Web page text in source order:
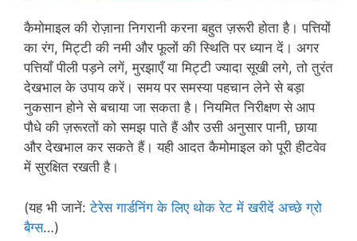
कैमोमाइल की रोज़ाना निगरानी करना बहुत ज़रूरी होता है। पत्तियों
का रंग, मिट्टी की नमी और फूलों की स्थिति पर ध्यान दें। अगर
पत्तियाँ पीली पड़ने लगें, मुरझाएँ या मिट्टी ज्यादा सूखी लगे, तो तुरंत
देखभाल के उपाय करें। समय पर समस्या पहचान लेने से बड़ा
नुकसान होने से बचाया जा सकता है। नियमित निरीक्षण से आप
पौधे की ज़रूरतों को समझ पाते हैं और उसी अनुसार पानी, छाया
और देखभाल कर सकते हैं। यही आदत कैमोमाइल को पूरी हीटवेव
में सुरक्षित रखती है।
(यह भी जानें:टेरेस गार्डनिंग के लिए थोक रेट में खरीदें अच्छे ग्रो
बैग्स…)